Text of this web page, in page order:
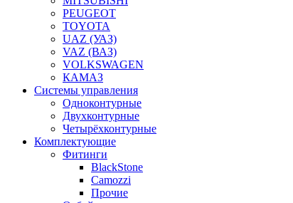
PEUGEOT
TOYOTA
UAZ (УАЗ)
VAZ (ВАЗ)
VOLKSWAGEN
КАМАЗ
Системы управления
Одноконтурные
Двухконтурные
Четырёхконтурные
Комплектующие
Фитинги
BlackStone
Camozzi
Прочие